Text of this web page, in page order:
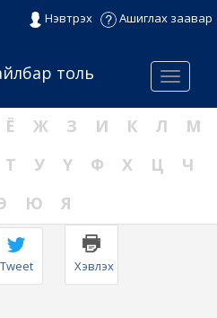
Нэвтрэх Ашиглах заавар
Menu
толь
Ё Ж З И К Л
М
Т У Ү Ф Х Ц
Ч
Ю Я
Tweet Хэвлэх